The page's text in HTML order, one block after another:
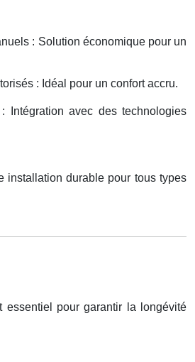
: Solution économique pour un
: Idéal pour un confort accru.
Intégration avec des technologies
installation durable pour tous types
essentiel pour garantir la longévité